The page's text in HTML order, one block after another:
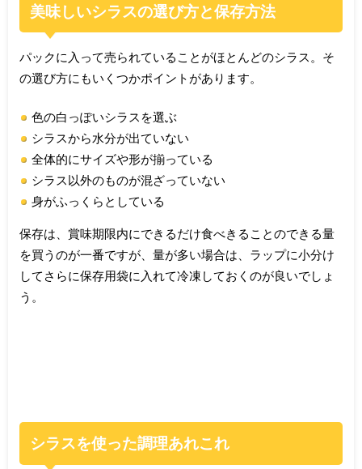
美味しいシラスの選び方と保存方法
パックに入って売られていることがほとんどのシラス。そ
の選び方にもいくつかポイントがあります。
色の白っぽいシラスを選ぶ
シラスから水分が出ていない
全体的にサイズや形が揃っている
シラス以外のものが混ざっていない
身がふっくらとしている
保存は、賞味期限内にできるだけ食べきることのできる量
を買うのが一番ですが、量が多い場合は、ラップに小分け
してさらに保存用袋に入れて冷凍しておくのが良いでしょ
う。
シラスを使った調理あれこれ